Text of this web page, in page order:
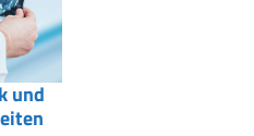
und